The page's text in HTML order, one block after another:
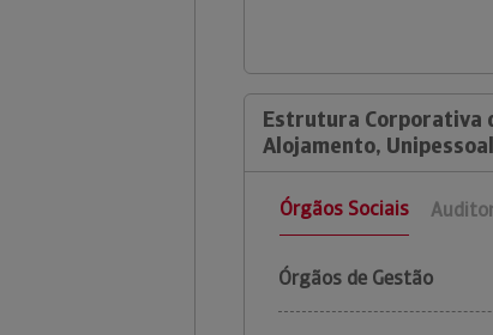
Estrutura Corporativa
Alojamento,
Órgãos Sociais
Órgãos de Gestão